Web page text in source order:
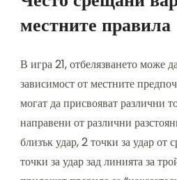
местните правила
В игра 21, отбелязването може
зависимост от местните
могат да присвояват различни
направени от различни
близък удар, 2 точки за удар от
точки за удар зад линията за